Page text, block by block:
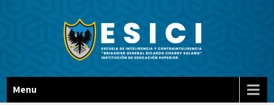
Escuela De Inteligencia Y
Contrainteligencia "BG Ricardo
Menu